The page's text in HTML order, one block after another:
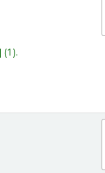
(1).